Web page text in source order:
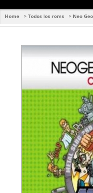
navigation
Home > Todos los roms > Neo